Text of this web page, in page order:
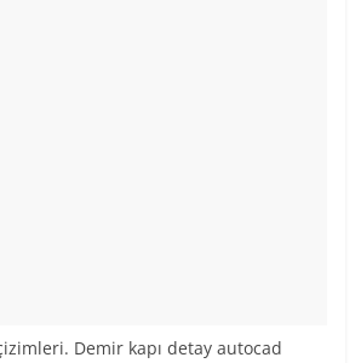
Demir kapı detay autocad